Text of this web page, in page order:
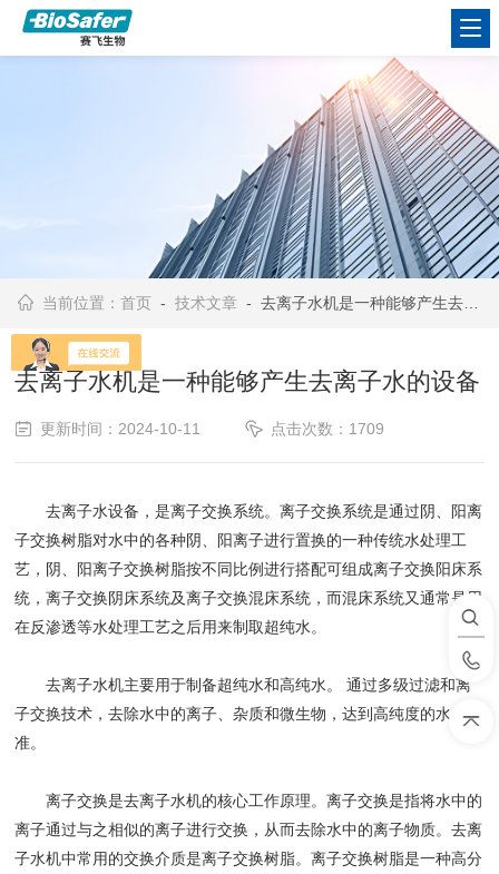
当前位置：首页 -技术文章 - 去离子水机是一种能够产生去离子水的设备
去离子水机是一种能够产生去离子水的设备
更新时间：2024-10-11 点击次数：1709
去离子水设备，是离子交换系统。离子交换系统是通过阴、阳离
子交换树脂对水中的各种阴、阳离子进行置换的一种传统水处理工
艺，阴、阳离子交换树脂按不同比例进行搭配可组成离子交换阳床系
统，离子交换阴床系统及离子交换混床系统，而混床系统又通常是用
在反渗透等水处理工艺之后用来制取超纯水。
‌去离子水机主要用于制备超纯水和高纯水。‌ 通过多级过滤和离
子交换技术，去除水中的离子、杂质和微生物，达到高纯度的水质标
准‌。
离子交换是去离子水机的核心工作原理。离子交换是指将水中的
离子通过与之相似的离子进行交换，从而去除水中的离子物质。去离
子水机中常用的交换介质是离子交换树脂。离子交换树脂是一种高分